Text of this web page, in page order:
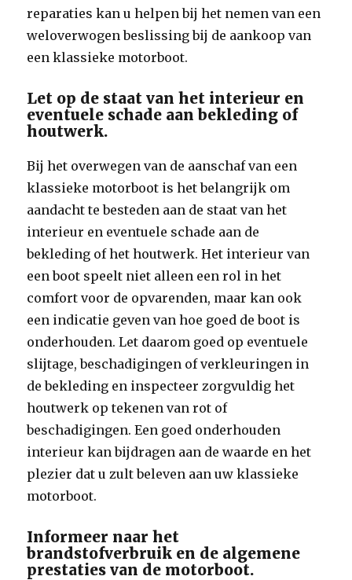
reparaties kan u helpen bij het nemen van een
weloverwogen beslissing bij de aankoop van
een klassieke motorboot.
Let op de staat van het interieur en
eventuele schade aan bekleding of
houtwerk.
Bij het overwegen van de aanschaf van een
klassieke motorboot is het belangrijk om
aandacht te besteden aan de staat van het
interieur en eventuele schade aan de
bekleding of het houtwerk. Het interieur van
een boot speelt niet alleen een rol in het
comfort voor de opvarenden, maar kan ook
een indicatie geven van hoe goed de boot is
onderhouden. Let daarom goed op eventuele
slijtage, beschadigingen of verkleuringen in
de bekleding en inspecteer zorgvuldig het
houtwerk op tekenen van rot of
beschadigingen. Een goed onderhouden
interieur kan bijdragen aan de waarde en het
plezier dat u zult beleven aan uw klassieke
motorboot.
Informeer naar het
brandstofverbruik en de algemene
prestaties van de motorboot.